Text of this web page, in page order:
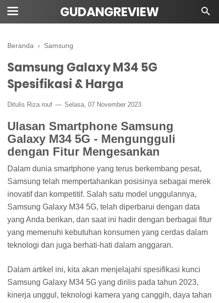
GUDANGREVIEW
Beranda › Samsung
Samsung Galaxy M34 5G
Spesifikasi & Harga
Ditulis Riza rouf Selasa, 07 November 2023
Ulasan Smartphone Samsung
Galaxy M34 5G - Mengungguli
dengan Fitur Mengesankan
Dalam dunia smartphone yang terus berkembang pesat,
Samsung telah mempertahankan posisinya sebagai merek
inovatif dan kompetitif. Salah satu model unggulannya,
Samsung Galaxy M34 5G, telah diperbarui dengan data
yang Anda berikan, dan saat ini hadir dengan berbagai fitur
yang memenuhi kebutuhan konsumen yang cerdas dalam
teknologi dan juga berhati-hati dalam anggaran.
Dalam artikel ini, kita akan menjelajahi spesifikasi kunci
Samsung Galaxy M34 5G yang dirilis pada tahun 2023,
kinerja unggul, teknologi kamera yang canggih, daya tahan